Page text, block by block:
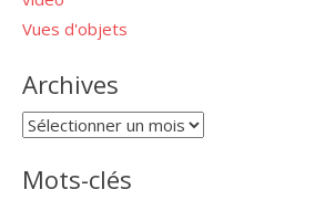
Vues d'objets
Archives
Archives
Mots-clés